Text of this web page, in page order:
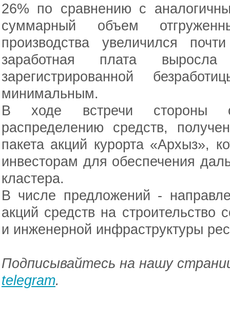
26% по сравнению с
суммарный объем
производства увеличился
заработная плата
зарегистрированной
минимальным.
В ходе встречи стороны
распределению средств,
пакета акций курорта «Архыз»,
инвесторам для обеспечения
кластера.
В числе предложений -
акций средств на строительство
и инженерной инфраструктуры
Подписывайтесь на нашу
telegram.